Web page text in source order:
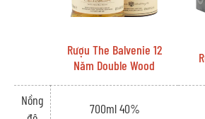
hương trái cây và tạo nên chiều sâu cho hương
vani, sô cô la đen và gia vị ấm áp, tạo nên sự
hương vị trái cây, mật ong và gỗ sồi.
2. Vị:
Rượu The Balvenie 12
Năm Double Wood
Nồng
700ml 40%